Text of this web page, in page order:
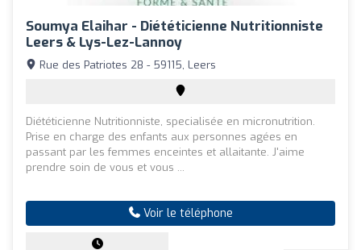
Soumya Elaihar - Diététicienne Nutritionniste
Leers & Lys-Lez-Lannoy
Rue des Patriotes 28 - 59115, Leers
Diététicienne Nutritionniste, specialisée en micronutrition.
Prise en charge des enfants aux personnes agées en
passant par les femmes enceintes et allaitante. J'aime
prendre soin de vous et vous ...
Voir le téléphone